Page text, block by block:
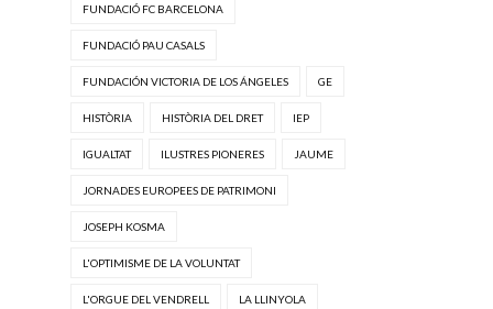
FUNDACIÓ FC BARCELONA
FUNDACIÓ PAU CASALS
FUNDACIÓN VICTORIA DE LOS ÁNGELES GE
HISTÒRIA HISTÒRIA DEL DRET IEP
IGUALTAT ILUSTRES PIONERES JAUME
JORNADES EUROPEES DE PATRIMONI
JOSEPH KOSMA
L'OPTIMISME DE LA VOLUNTAT
L'ORGUE DEL VENDRELL LA LLINYOLA